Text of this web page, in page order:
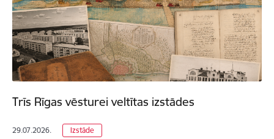
Trīs Rīgas vēsturei veltītas izstādes
29.07.2026. Izstāde